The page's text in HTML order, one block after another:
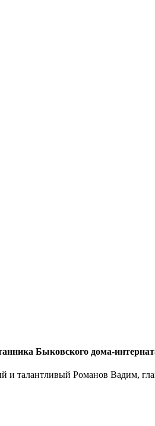
Быковского дома-
талантливый Романов Вадим,